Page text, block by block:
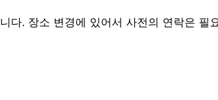
다. 장소 변경에 있어서 사전의 연락은 필